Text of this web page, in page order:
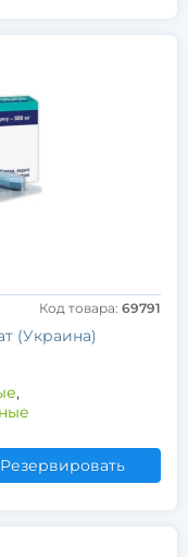
Код товара: 69791
(Украина)
,
Резервировать